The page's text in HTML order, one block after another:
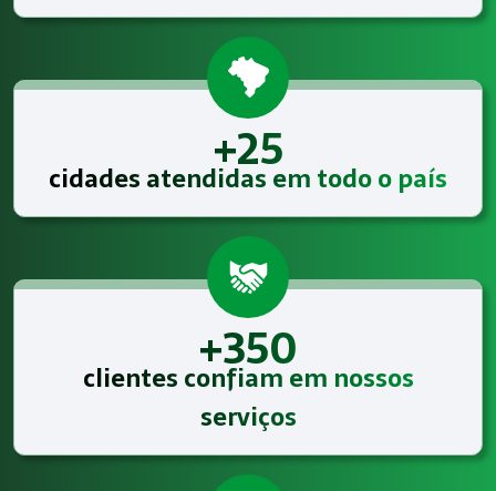
+25
cidades atendidas em todo o país
+350
clientes confiam em nossos
serviços